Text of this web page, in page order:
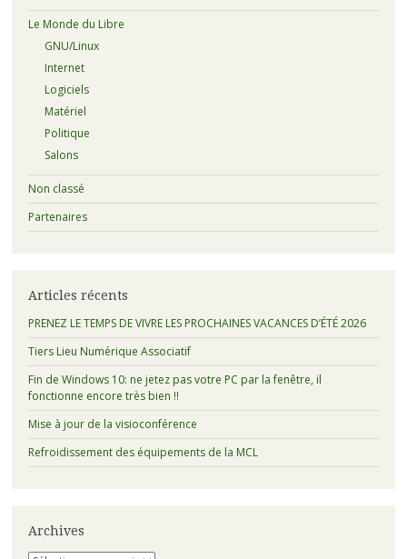
Le Monde du Libre
GNU/Linux
Internet
Logiciels
Matériel
Politique
Salons
Non classé
Partenaires
Articles récents
PRENEZ LE TEMPS DE VIVRE LES PROCHAINES VACANCES D’ÉTÉ 2026
Tiers Lieu Numérique Associatif
Fin de Windows 10: ne jetez pas votre PC par la fenêtre, il
fonctionne encore très bien !!
Mise à jour de la visioconférence
Refroidissement des équipements de la MCL
Archives